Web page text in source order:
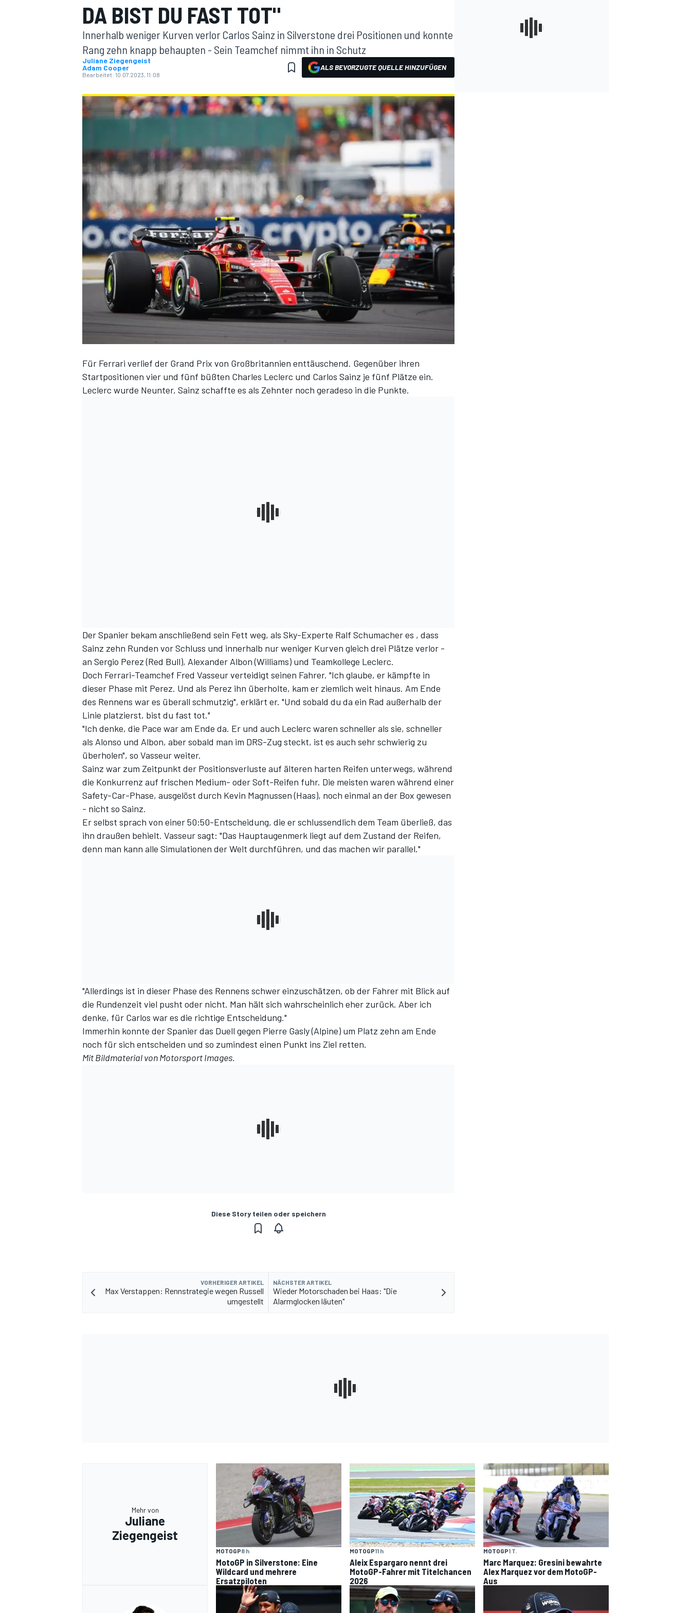
MOTOGP
SPORTWAGEN
DA BIST DU FAST TOT"
Innerhalb weniger Kurven verlor Carlos Sainz in Silverstone drei Positionen und konnte
Rang zehn knapp behaupten - Sein Teamchef nimmt ihn in Schutz
Juliane Ziegengeist
Adam Cooper
Bearbeitet: 10.07.2023, 11:08
ALS BEVORZUGTE QUELLE HINZUFÜGEN
Für Ferrari verlief der Grand Prix von Großbritannien enttäuschend. Gegenüber ihren
Startpositionen vier und fünf büßten Charles Leclerc und Carlos Sainz je fünf Plätze ein.
Leclerc wurde Neunter, Sainz schaffte es als Zehnter noch geradeso in die Punkte.
Der Spanier bekam anschließend sein Fett weg, als Sky-Experte Ralf Schumacher es , dass
Sainz zehn Runden vor Schluss und innerhalb nur weniger Kurven gleich drei Plätze verlor -
an Sergio Perez (Red Bull), Alexander Albon (Williams) und Teamkollege Leclerc.
Doch Ferrari-Teamchef Fred Vasseur verteidigt seinen Fahrer. "Ich glaube, er kämpfte in
dieser Phase mit Perez. Und als Perez ihn überholte, kam er ziemlich weit hinaus. Am Ende
des Rennens war es überall schmutzig", erklärt er. "Und sobald du da ein Rad außerhalb der
Linie platzierst, bist du fast tot."
"Ich denke, die Pace war am Ende da. Er und auch Leclerc waren schneller als sie, schneller
als Alonso und Albon, aber sobald man im DRS-Zug steckt, ist es auch sehr schwierig zu
überholen", so Vasseur weiter.
Sainz war zum Zeitpunkt der Positionsverluste auf älteren harten Reifen unterwegs, während
die Konkurrenz auf frischen Medium- oder Soft-Reifen fuhr. Die meisten waren während einer
Safety-Car-Phase, ausgelöst durch Kevin Magnussen (Haas), noch einmal an der Box gewesen
- nicht so Sainz.
Er selbst sprach von einer 50:50-Entscheidung, die er schlussendlich dem Team überließ, das
ihn draußen behielt. Vasseur sagt: "Das Hauptaugenmerk liegt auf dem Zustand der Reifen,
denn man kann alle Simulationen der Welt durchführen, und das machen wir parallel."
"Allerdings ist in dieser Phase des Rennens schwer einzuschätzen, ob der Fahrer mit Blick auf
die Rundenzeit viel pusht oder nicht. Man hält sich wahrscheinlich eher zurück. Aber ich
denke, für Carlos war es die richtige Entscheidung."
Immerhin konnte der Spanier das Duell gegen Pierre Gasly (Alpine) um Platz zehn am Ende
noch für sich entscheiden und so zumindest einen Punkt ins Ziel retten.
Mit Bildmaterial von Motorsport Images.
Diese Story teilen oder speichern
VORHERIGER ARTIKEL
Max Verstappen: Rennstrategie wegen Russell
umgestellt
NÄCHSTER ARTIKEL
Wieder Motorschaden bei Haas: "Die
Alarmglocken läuten"
Mehr von
Juliane
Ziegengeist
MOTOGP8 h
MotoGP in Silverstone: Eine
Wildcard und mehrere
Ersatzpiloten
MOTOGP11 h
Aleix Espargaro nennt drei
MotoGP-Fahrer mit Titelchancen
2026
MOTOGP1 T.
Marc Marquez: Gresini bewahrte
Alex Marquez vor dem MotoGP-
Aus